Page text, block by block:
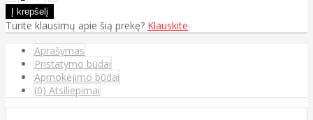
Turite klausimų apie šią prekę? Klauskite
Aprašymas
Pristatymo būdai
Apmokėjimo būdai
(0) Atsiliepimai